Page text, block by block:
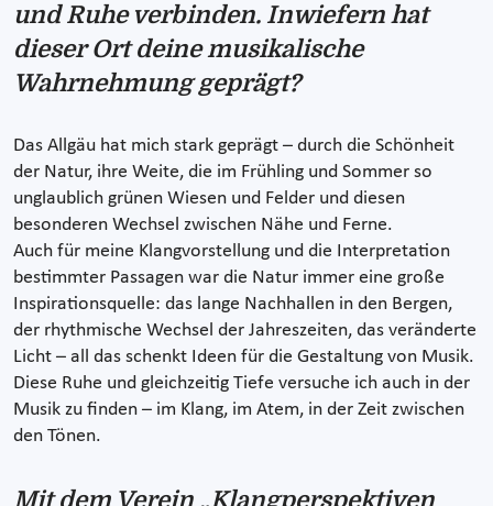
und Ruhe verbinden. Inwiefern hat
dieser Ort deine musikalische
Wahrnehmung geprägt?
Das Allgäu hat mich stark geprägt – durch die Schönheit
der Natur, ihre Weite, die im Frühling und Sommer so
unglaublich grünen Wiesen und Felder und diesen
besonderen Wechsel zwischen Nähe und Ferne.
Auch für meine Klangvorstellung und die Interpretation
bestimmter Passagen war die Natur immer eine große
Inspirationsquelle: das lange Nachhallen in den Bergen,
der rhythmische Wechsel der Jahreszeiten, das veränderte
Licht – all das schenkt Ideen für die Gestaltung von Musik.
Diese Ruhe und gleichzeitig Tiefe versuche ich auch in der
Musik zu finden – im Klang, im Atem, in der Zeit zwischen
den Tönen.
Mit dem Verein „Klangperspektiven